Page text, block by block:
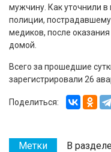
мужчину. Как уточнили
полиции,
медиков, после
домой.
Всего за прошедшие
зарегистрировали 26
Поделиться:
Метки В